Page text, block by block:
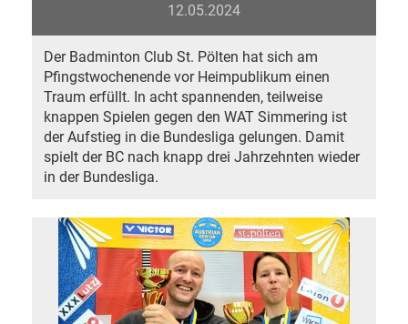
12.05.2024
Der Badminton Club St. Pölten hat sich am
Pfingstwochenende vor Heimpublikum einen
Traum erfüllt. In acht spannenden, teilweise
knappen Spielen gegen den WAT Simmering ist
der Aufstieg in die Bundesliga gelungen. Damit
spielt der BC nach knapp drei Jahrzehnten wieder
in der Bundesliga.